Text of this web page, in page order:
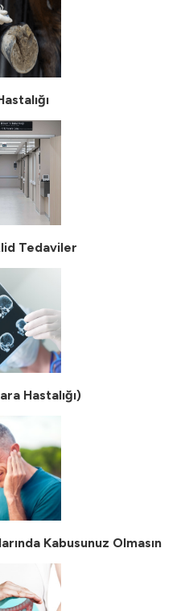
Tedaviler
Hastalığı)
Kabusunuz Olmasın